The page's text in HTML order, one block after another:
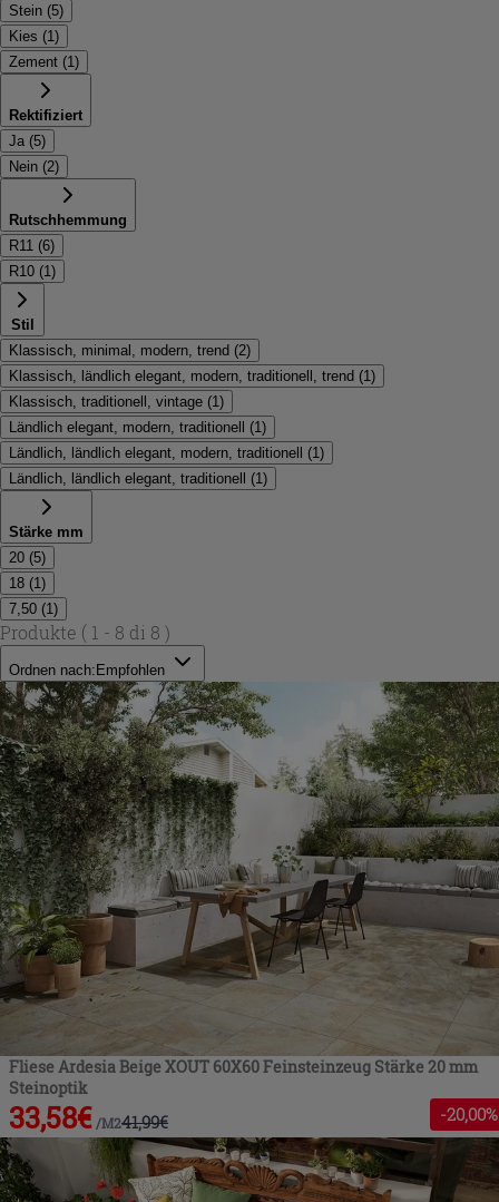
Stein (5)
Kies (1 )
Zement (1 )
Rektifiziert
Ja (5)
Nein (2)
Rutschhemmung
R11 (6)
R10 (1 )
Stil
Klassisch, minimal, modern, trend (2)
Klassisch, ländlich elegant, modern, traditionell, trend (1 )
Klassisch, traditionell, vintage (1 )
Ländlich elegant, modern, traditionell
(1 )
Ländlich, ländlich elegant, modern, traditionell
(1 )
Ländlich, ländlich elegant, traditionell
(1 )
Stärke mm
20 (5)
18 (1 )
7,50 (1 )
Produkte ( 1 - 8 di 8 )
Ordnen nach: Empfohlen
Fliese Ardesia Beige XOUT 60X60 Feinsteinzeug Stärke 20 mm
Steinoptik
33,58€ /M241,99€ -20,00%